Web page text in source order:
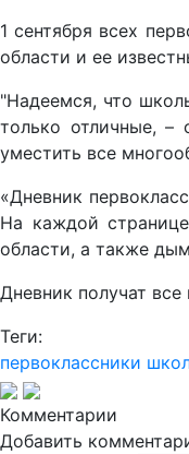
1 сентября всех
области и ее
"Надеемся, что
только отличные, –
уместить все
«Дневник
На каждой
области, а также
Дневник получат
Теги:
первоклассники
Комментарии
Добавить